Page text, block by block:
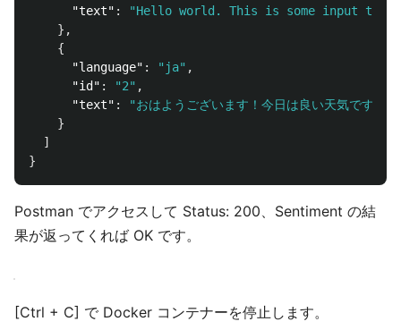
"text" :
"Hello world. This is some input
},
{
"language" : "ja" ,
"id" : "2" ,
"text" :
"おはようございます！今日は良い天気です。"
}
]
}
Postman でアクセスして Status: 200、Sentiment の結
果が返ってくれば OK です。
[Ctrl + C] で Docker コンテナーを停止します。